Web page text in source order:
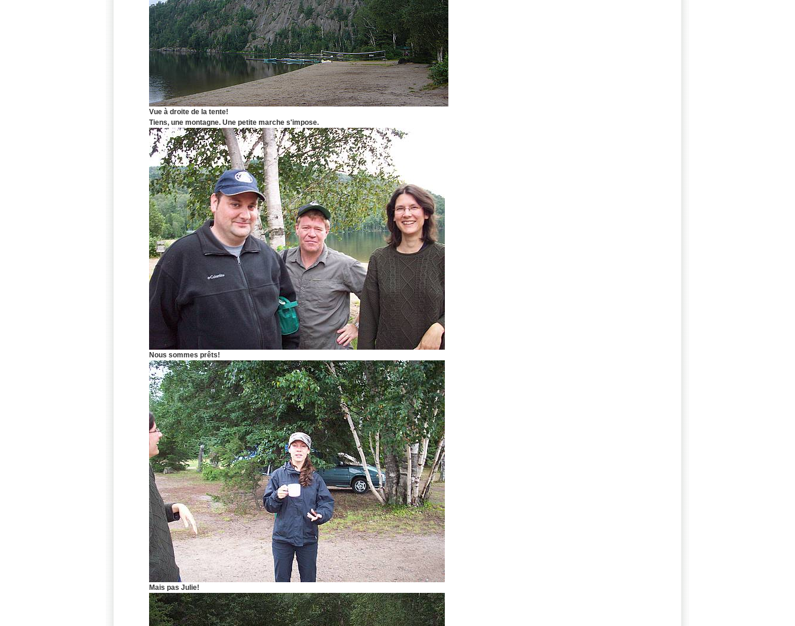
Vue à droite de la tente!
Tiens, une montagne. Une petite marche s'impose.
Nous sommes prêts!
Mais pas Julie!